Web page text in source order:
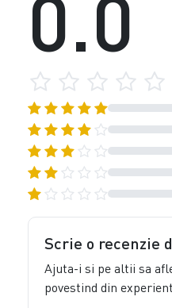
0.0
Scrie o recenzie
Ajuta-i si pe altii sa
povestind din